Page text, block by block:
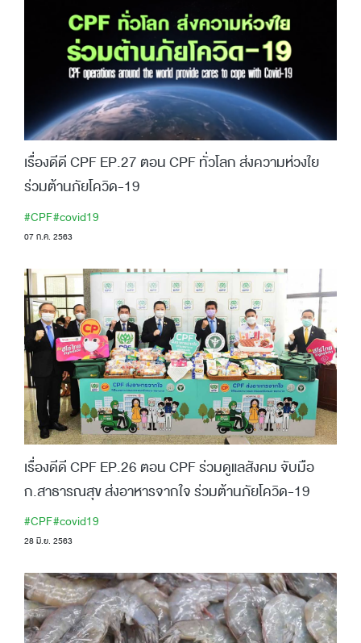
เรื่องดีดี CPF EP.27 ตอน CPF ทั่วโลก ส่งความห่วงใย
ร่วมต้านภัยโควิด-19
#CPF#covid19
07 ก.ค. 2563
เรื่องดีดี CPF EP.26 ตอน CPF ร่วมดูแลสังคม จับมือ
ก.สาธารณสุข ส่งอาหารจากใจ ร่วมต้านภัยโควิด-19
#CPF#covid19
28 มิ.ย. 2563